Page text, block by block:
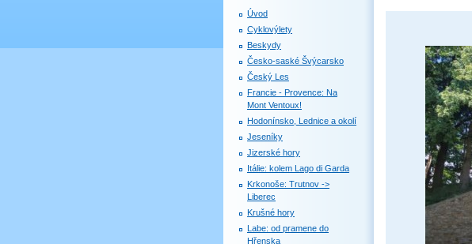
Úvod
Cyklovýlety
Beskydy
Česko-saské Švýcarsko
Český Les
Francie - Provence: Na
Mont Ventoux!
Hodonínsko, Lednice a okolí
Jeseníky
Jizerské hory
Itálie: kolem Lago di Garda
Krkonoše: Trutnov ->
Liberec
Krušné hory
Labe: od pramene do
Hřenska